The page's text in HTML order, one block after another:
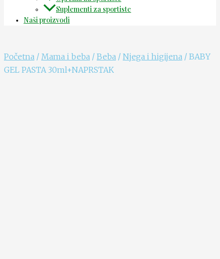
Suplementi za sportiste
Naši proizvodi
Početna / Mama i beba / Beba / Njega i higijena / BABY
GEL PASTA 30ml+NAPRSTAK